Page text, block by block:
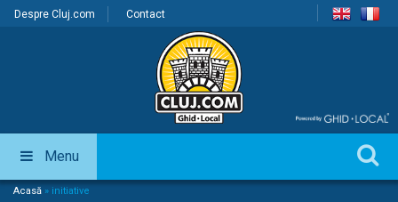
Despre Cluj.com Contact
Menu
Acasă » initiative